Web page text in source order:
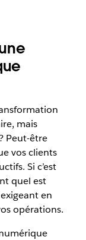
mais
Peut-être
vos clients
Si c’est
quel est
en
opérations.